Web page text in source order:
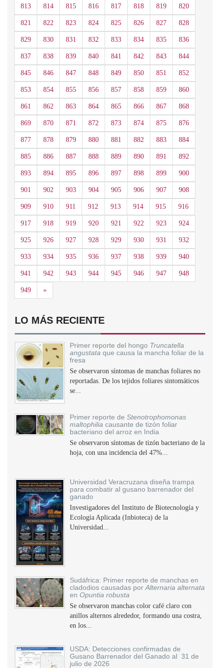
813 814 815 816 817 818 819 820
821 822 823 824 825 826 827 828
829 830 831 832 833 834 835 836
837 838 839 840 841 842 843 844
845 846 847 848 849 850 851 852
853 854 855 856 857 858 859 860
861 862 863 864 865 866 867 868
869 870 871 872 873 874 875 876
877 878 879 880 881 882 883 884
885 886 887 888 889 890 891 892
893 894 895 896 897 898 899 900
901 902 903 904 905 906 907 908
909 910 911 912 913 914 915 916
917 918 919 920 921 922 923 924
925 926 927 928 929 930 931 932
933 934 935 936 937 938 939 940
941 942 943 944 945 946 947 948
949 »Siguiente
LO MÁS RECIENTE
Primer reporte del hongo Truncatella
angustata que causa la mancha foliar de la
fresa
Se observaron síntomas de manchas foliares no
reportadas. De los tejidos foliares sintomáticos
se...
Primer reporte de Stenotrophomonas
maltophilia causante de tizón foliar
bacteriano del arroz en India
Se observaron síntomas de tizón bacteriano de la
hoja, con una incidencia del 47%...
Universidad Veracruzana diseña trampa
para combatir al gusano barrenador del
ganado
Investigadores del Instituto de Biotecnología y
Ecología Aplicada (Inbioteca) de la
Universidad...
Sudáfrica: Primer reporte de manchas en
cladodios causadas por Alternaria alternata
en Opuntia robusta
Se observaron manchas color café claro con
anillos alternos alrededor, formando una costra,
en los...
USDA: Detecciones confirmadas de
Gusano Barrenador del Ganado al 31 de
julio de 2026